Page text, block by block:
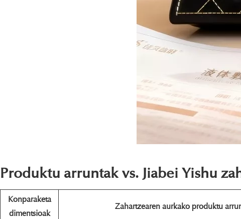
Produktu arruntak vs. Jiabei Yishu
Konparaketa
dimentsioak
Zahartzearen aurkako produktu